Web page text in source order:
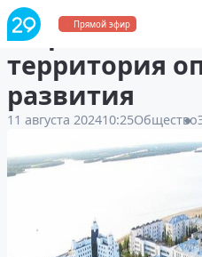
Прямой эфир
В
территория
развития
11 августа 202410:25Общество